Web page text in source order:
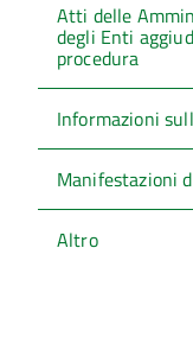
Atti delle
degli Enti
procedura
Informazioni
Manifestazioni
Altro